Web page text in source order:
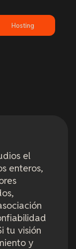
Hosting
el
enteros,
tu visión
y